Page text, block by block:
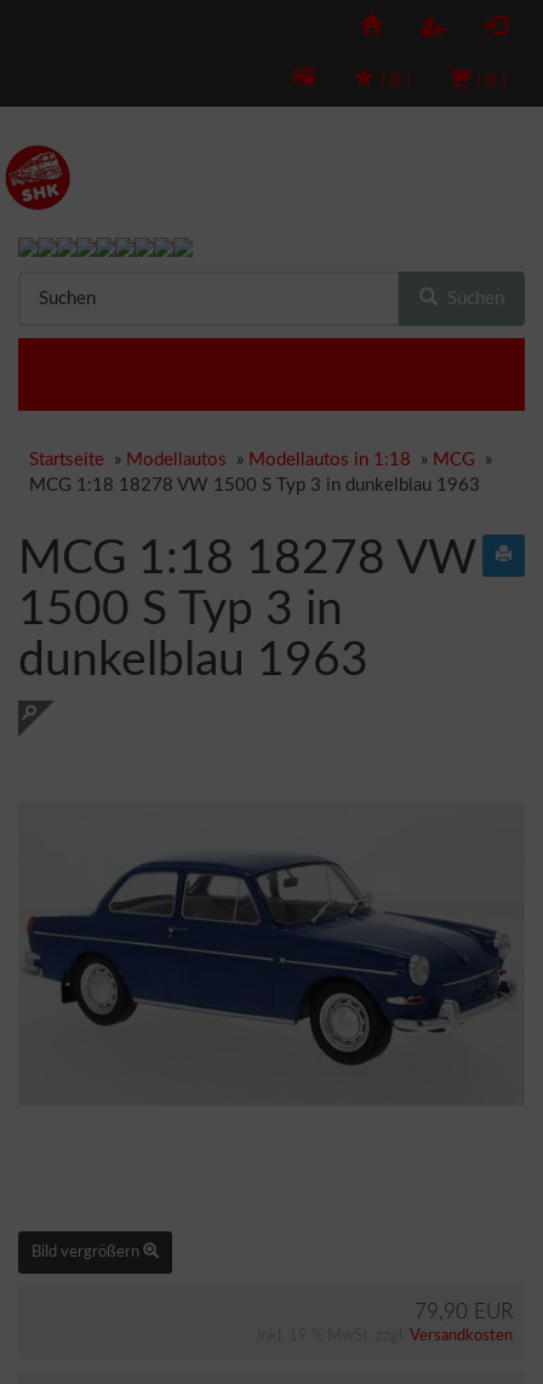
( 0 ) ( 0 )
Suchen
Startseite » Modellautos » Modellautos in 1:18 » MCG »
MCG 1:18 18278 VW 1500 S Typ 3 in dunkelblau 1963
MCG 1:18 18278 VW
1500 S Typ 3 in
dunkelblau 1963
Bild vergrößern
79,90 EUR
Versandkosten